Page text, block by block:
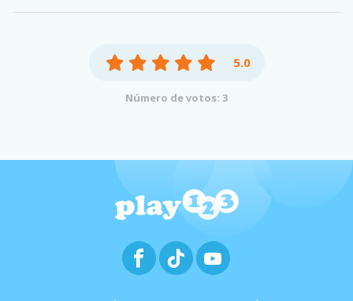
5.0
Número de votos: 3